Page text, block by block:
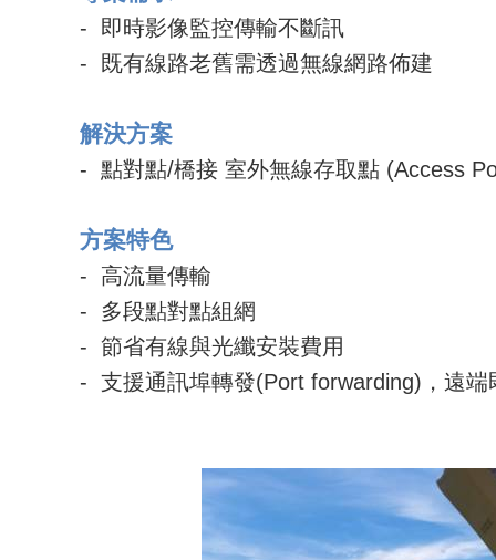
- 即時影像監控傳輸不斷訊
- 既有線路老舊需透過無線網路佈建
解決方案
- 點對點/橋接 室外無線存取點 (Access
方案特色
- 高流量傳輸
- 多段點對點組網
- 節省有線與光纖安裝費用
- 支援通訊埠轉發(Port forwarding) ，遠